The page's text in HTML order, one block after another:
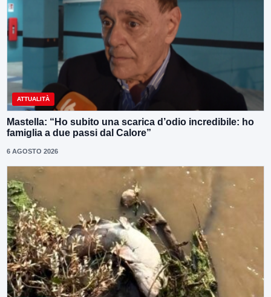
ATTUALITÀ
Mastella: “Ho subito una scarica d’odio incredibile: ho
famiglia a due passi dal Calore”
6 AGOSTO 2026